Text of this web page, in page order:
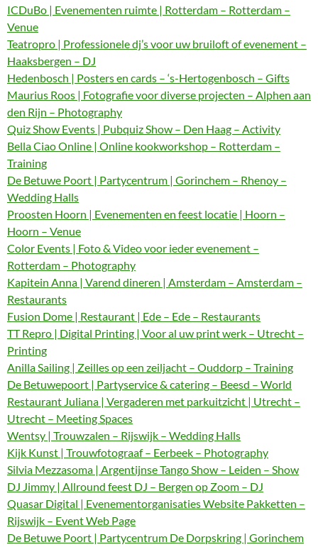
ICDuBo | Evenementen ruimte | Rotterdam – Rotterdam –
Venue
Teatropro | Professionele dj’s voor uw bruiloft of evenement –
Haaksbergen – DJ
Hedenbosch | Posters en cards – ‘s-Hertogenbosch – Gifts
Maurius Roos | Fotografie voor diverse projecten – Alphen aan
den Rijn – Photography
Quiz Show Events | Pubquiz Show – Den Haag – Activity
Bella Ciao Online | Online kookworkshop – Rotterdam –
Training
De Betuwe Poort | Partycentrum | Gorinchem – Rhenoy –
Wedding Halls
Proosten Hoorn | Evenementen en feest locatie | Hoorn –
Hoorn – Venue
Color Events | Foto & Video voor ieder evenement –
Rotterdam – Photography
Kapitein Anna | Varend dineren | Amsterdam – Amsterdam –
Restaurants
Fusion Dome | Restaurant | Ede – Ede – Restaurants
TT Repro | Digital Printing | Voor al uw print werk – Utrecht –
Printing
Anilla Sailing | Zeilles op een zeiljacht – Ouddorp – Training
De Betuwepoort | Partyservice & catering – Beesd – World
Restaurant Juliana | Vergaderen met parkuitzicht | Utrecht –
Utrecht – Meeting Spaces
Wentsy | Trouwzalen – Rijswijk – Wedding Halls
Kijk Kunst | Trouwfotograaf – Eerbeek – Photography
Silvia Mezzasoma | Argentijnse Tango Show – Leiden – Show
DJ Jimmy | Allround feest DJ – Bergen op Zoom – DJ
Quasar Digital | Evenementorganisaties Website Pakketten –
Rijswijk – Event Web Page
De Betuwe Poort | Partycentrum De Dorpskring | Gorinchem